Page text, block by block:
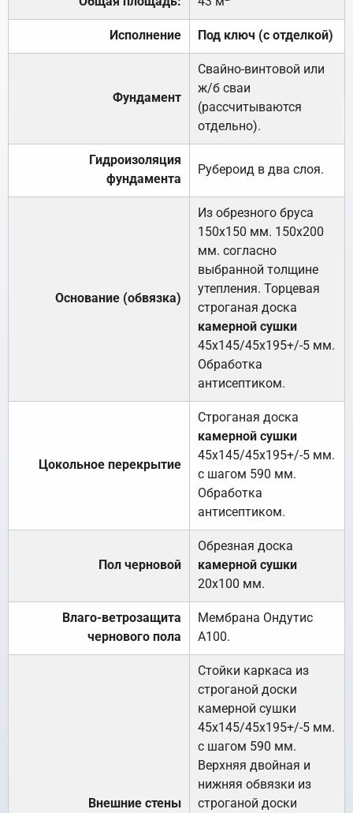
Исполнение Под ключ (с отделкой)
Фундамент
Свайно-винтовой или
ж/б сваи
(рассчитываются
отдельно).
Гидроизоляция
фундамента
Рубероид в два слоя.
Основание (обвязка)
Из обрезного бруса
150х150 мм. 150х200
мм. согласно
выбранной толщине
утепления. Торцевая
строганая доска
камерной сушки
45х145/45х195+/-5 мм.
Обработка
антисептиком.
Цокольное перекрытие
Строганая доска
камерной сушки
45х145/45х195+/-5 мм.
с шагом 590 мм.
Обработка
антисептиком.
Пол черновой
Обрезная доска
камерной сушки
20х100 мм.
Влаго-ветрозащита
чернового пола
Мембрана Ондутис
А100.
Внешние стены
Стойки каркаса из
строганой доски
камерной сушки
45х145/45х195+/-5 мм.
с шагом 590 мм.
Верхняя двойная и
нижняя обвязки из
строганой доски